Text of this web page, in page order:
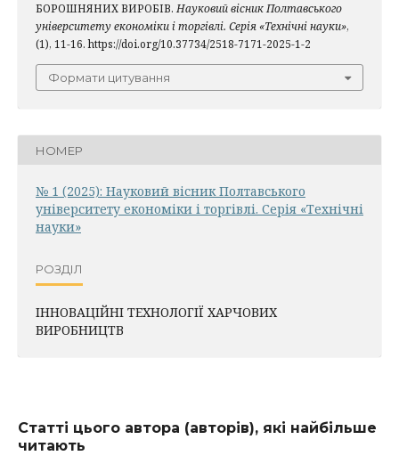
БОРОШНЯНИХ ВИРОБІВ. Науковий вісник Полтавського
університету економіки і торгівлі. Серія «Технічні науки»,
(1), 11-16. https://doi.org/10.37734/2518-7171-2025-1-2
Формати цитування
НОМЕР
№ 1 (2025): Науковий вісник Полтавського
університету економіки і торгівлі. Серія «Технічні
науки»
РОЗДІЛ
ІННОВАЦІЙНІ ТЕХНОЛОГІЇ ХАРЧОВИХ
ВИРОБНИЦТВ
Статті цього автора (авторів), які найбільше
читають